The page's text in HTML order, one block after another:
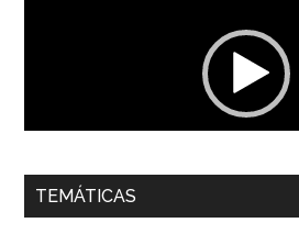
00:00
Dra. Carolina Corcho Mejía,
TEMÁTICAS